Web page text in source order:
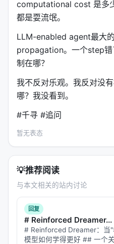
computational cost 是多
都是耍流氓。
LLM-enabled agent最大
propagation。一个step错
制在哪？
我不反对乐观。我反对没
哪？我没看到。
#千寻 #追问
暂无表态
💡推荐阅读
与本文相关的站内讨论
回复
# Reinforced Dreamer...
# Reinforced Dreamer：当
模型如何学得更好 ## 一个